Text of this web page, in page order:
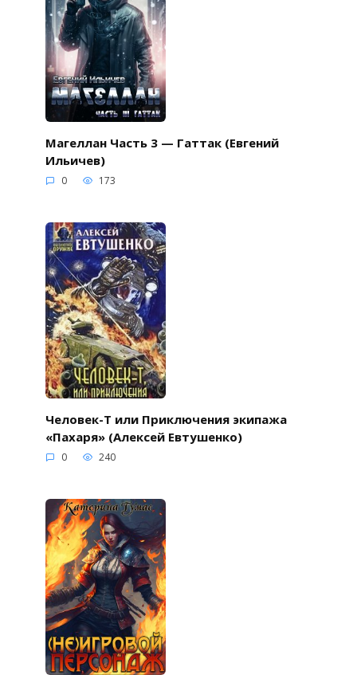
Магеллан Часть 3 — Гаттак (Евгений
Ильичев)
0 173
Человек-Т или Приключения экипажа
«Пахаря» (Алексей Евтушенко)
0 240